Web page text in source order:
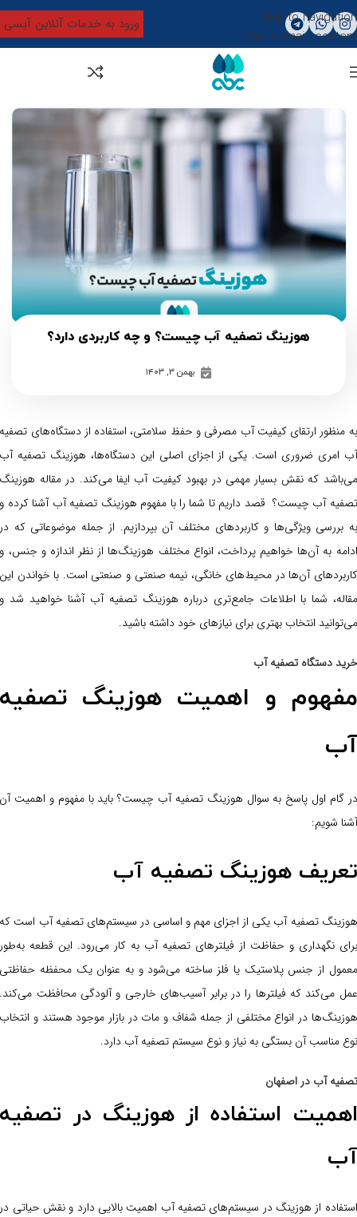
Skip to navigation
Skip to main content
ورود به خدمات آنلاین آبسی
هوزینگ تصفیه آب چیست؟ و چه کاربردی دارد؟
بهمن ۳, ۱۴۰۳
به منظور ارتقای کیفیت آب مصرفی و حفظ سلامتی، استفاده از دستگاه‌های تصفیه
آب امری ضروری است. یکی از اجزای اصلی این دستگاه‌ها، هوزینگ تصفیه آب
می‌باشد که نقش بسیار مهمی در بهبود کیفیت آب ایفا می‌کند. در مقاله هوزینگ
تصفیه آب چیست؟ قصد داریم تا شما را با مفهوم هوزینگ تصفیه آب آشنا کرده و
به بررسی ویژگی‌ها و کاربردهای مختلف آن بپردازیم. از جمله موضوعاتی که در
ادامه به آن‌ها خواهیم پرداخت، انواع مختلف هوزینگ‌ها از نظر اندازه و جنس، و
کاربردهای آن‌ها در محیط‌های خانگی، نیمه صنعتی و صنعتی است. با خواندن این
مقاله، شما با اطلاعات جامع‌تری درباره هوزینگ تصفیه آب آشنا خواهید شد و
می‌توانید انتخاب بهتری برای نیازهای خود داشته باشید.
خرید دستگاه تصفیه آب
مفهوم و اهمیت هوزینگ تصفیه
آب
در گام اول پاسخ به سوال هوزینگ تصفیه آب چیست؟ باید با مفهوم و اهمیت آن
آشنا شویم:
تعریف هوزینگ تصفیه آب
هوزینگ تصفیه آب یکی از اجزای مهم و اساسی در سیستم‌های تصفیه آب است که
برای نگهداری و حفاظت از فیلترهای تصفیه آب به کار می‌رود. این قطعه به‌طور
معمول از جنس پلاستیک یا فلز ساخته می‌شود و به عنوان یک محفظه حفاظتی
عمل می‌کند که فیلترها را در برابر آسیب‌های خارجی و آلودگی محافظت می‌کند.
هوزینگ‌ها در انواع مختلفی از جمله شفاف و مات در بازار موجود هستند و انتخاب
نوع مناسب آن بستگی به نیاز و نوع سیستم تصفیه آب دارد.
تصفیه آب در اصفهان
اهمیت استفاده از هوزینگ در تصفیه
آب
استفاده از هوزینگ در سیستم‌های تصفیه آب اهمیت بالایی دارد و نقش حیاتی در